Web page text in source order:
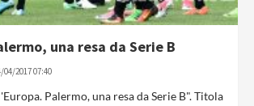
una resa da Serie B
04/2017 07:40
Palermo, una resa da Serie B". Titola